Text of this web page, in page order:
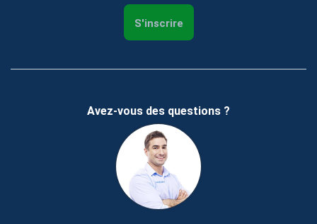
S'inscrire
Avez-vous des questions ?